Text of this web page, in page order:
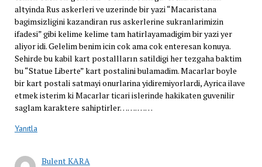
altyinda Rus askerleri ve uzerinde bir yazi “Macaristana
bagimsizligini kazandiran rus askerlerine sukranlarimizin
ifadesi” gibi kelime kelime tam hatirlayamadigim bir yazi yer
aliyor idi. Gelelim benim icin cok ama cok enteresan konuya.
Sehirde bu kabil kart postallların satildigi her tezgaha baktim
bu “Statue Liberte” kart postalini bulamadim. Macarlar boyle
bir kart postali satmayi onurlarina yidiremiyorlardi, Ayrica ilave
etmek isterim ki Macarlar ticari islerinde hakikaten guvenilir
saglam karaktere sahiptirler……. ……
Yanıtla
Bulent KARA